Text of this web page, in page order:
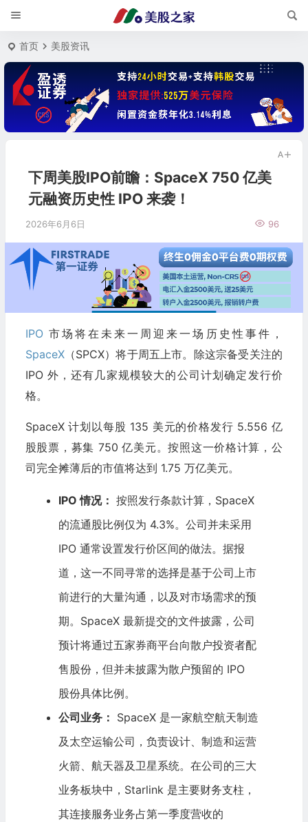
首页 美股资讯
下周美股IPO前瞻：SpaceX 750 亿美
元融资历史性 IPO 来袭！
2026年6月6日 96
IPO市场将在未来一周迎来一场历史性事件，
SpaceX（SPCX）将于周五上市。除这宗备受关注的
IPO 外，还有几家规模较大的公司计划确定发行价
格。
SpaceX 计划以每股 135 美元的价格发行 5.556 亿
股股票，募集 750 亿美元。按照这一价格计算，公
司完全摊薄后的市值将达到 1.75 万亿美元。
IPO 情况： 按照发行条款计算，SpaceX
的流通股比例仅为 4.3%。公司并未采用
IPO 通常设置发行价区间的做法。据报
道，这一不同寻常的选择是基于公司上市
前进行的大量沟通，以及对市场需求的预
期。SpaceX 最新提交的文件披露，公司
预计将通过五家券商平台向散户投资者配
售股份，但并未披露为散户预留的 IPO
股份具体比例。
公司业务： SpaceX 是一家航空航天制造
及太空运输公司，负责设计、制造和运营
火箭、航天器及卫星系统。在公司的三大
业务板块中，Starlink 是主要财务支柱，
其连接服务业务占第一季度营收的